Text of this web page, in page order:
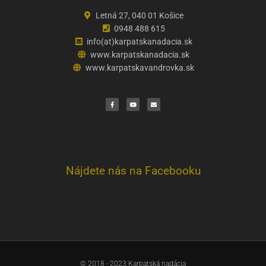
Letná 27, 040 01 Košice
0948 488 615
info(at)karpatskanadacia.sk
www.karpatskanadacia.sk
www.karpatskavandrovka.sk
c
e
b
t
u
e
l
Nájdete nás na Facebooku
© 2018 - 2023 Karpatská nadácia